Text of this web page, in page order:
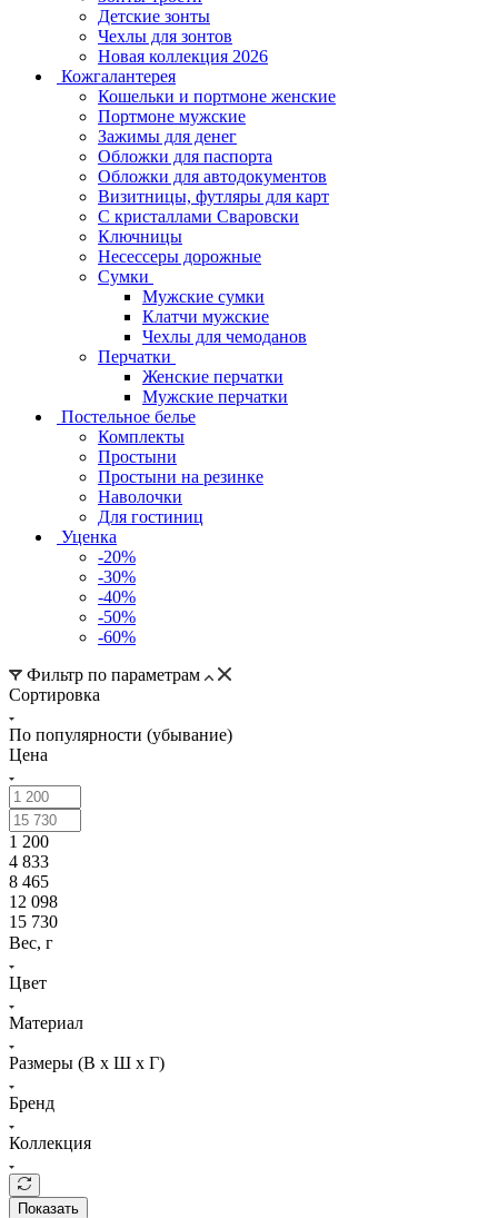
Детские зонты
Чехлы для зонтов
Новая коллекция 2026
Кожгалантерея
Кошельки и портмоне женские
Портмоне мужские
Зажимы для денег
Обложки для паспорта
Обложки для автодокументов
Визитницы, футляры для карт
C кристаллами Сваровски
Ключницы
Несессеры дорожные
Сумки
Мужские сумки
Клатчи мужские
Чехлы для чемоданов
Перчатки
Женские перчатки
Мужские перчатки
Постельное белье
Комплекты
Простыни
Простыни на резинке
Наволочки
Для гостиниц
Уценка
-20%
-30%
-40%
-50%
-60%
Фильтр по параметрам
Сортировка
По популярности (убывание)
Цена
1 200
4 833
8 465
12 098
15 730
Вес, г
Цвет
Материал
Размеры (В х Ш х Г)
Бренд
Коллекция
Показать